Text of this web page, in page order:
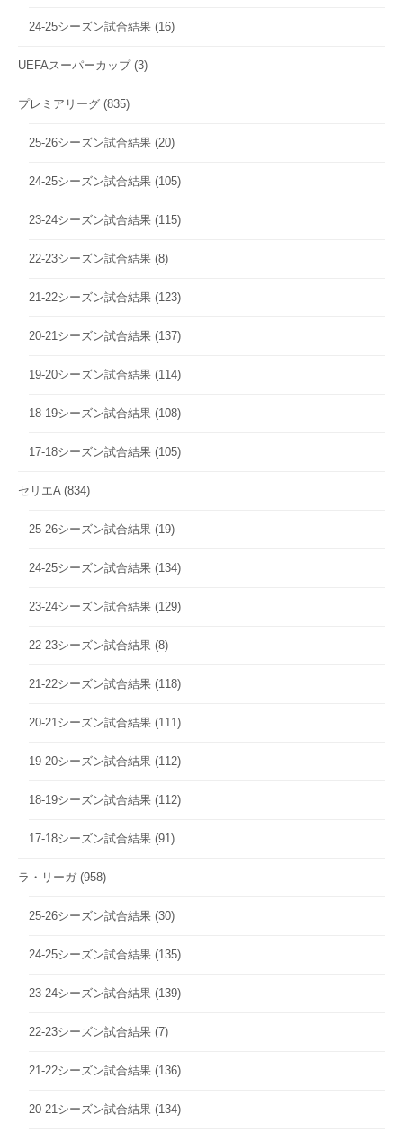
24-25シーズン試合結果 (16)
UEFAスーパーカップ(3)
プレミアリーグ (835)
25-26シーズン試合結果 (20)
24-25シーズン試合結果 (105)
23-24シーズン試合結果 (115)
22-23シーズン試合結果 (8)
21-22シーズン試合結果 (123)
20-21シーズン試合結果 (137)
19-20シーズン試合結果 (114)
18-19シーズン試合結果 (108)
17-18シーズン試合結果 (105)
セリエA (834)
25-26シーズン試合結果 (19)
24-25シーズン試合結果 (134)
23-24シーズン試合結果 (129)
22-23シーズン試合結果 (8)
21-22シーズン試合結果 (118)
20-21シーズン試合結果 (111)
19-20シーズン試合結果 (112)
18-19シーズン試合結果 (112)
17-18シーズン試合結果 (91)
ラ・リーガ (958)
25-26シーズン試合結果 (30)
24-25シーズン試合結果 (135)
23-24シーズン試合結果 (139)
22-23シーズン試合結果 (7)
21-22シーズン試合結果 (136)
20-21シーズン試合結果 (134)